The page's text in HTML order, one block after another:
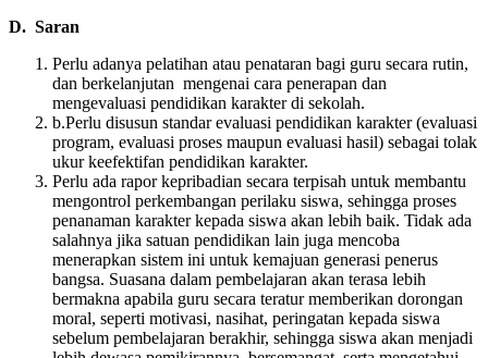
D. Saran
Perlu adanya pelatihan atau penataran bagi guru secara rutin,
dan berkelanjutan mengenai cara penerapan dan
mengevaluasi pendidikan karakter di sekolah.
b.Perlu disusun standar evaluasi pendidikan karakter (evaluasi
program, evaluasi proses maupun evaluasi hasil) sebagai tolak
ukur keefektifan pendidikan karakter.
Perlu ada rapor kepribadian secara terpisah untuk membantu
mengontrol perkembangan perilaku siswa, sehingga proses
penanaman karakter kepada siswa akan lebih baik. Tidak ada
salahnya jika satuan pendidikan lain juga mencoba
menerapkan sistem ini untuk kemajuan generasi penerus
bangsa. Suasana dalam pembelajaran akan terasa lebih
bermakna apabila guru secara teratur memberikan dorongan
moral, seperti motivasi, nasihat, peringatan kepada siswa
sebelum pembelajaran berakhir, sehingga siswa akan menjadi